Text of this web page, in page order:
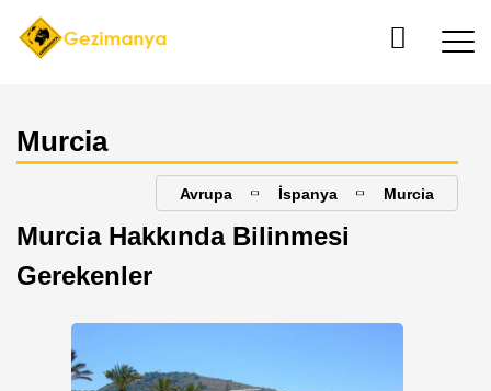
Murcia
Avrupa İspanya Murcia
Murcia Hakkında Bilinmesi
Gerekenler